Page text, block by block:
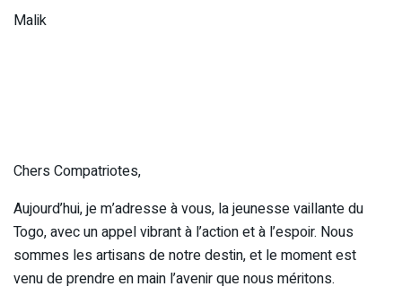
Malik
Chers Compatriotes,
Aujourd’hui, je m’adresse à vous, la jeunesse vaillante du
Togo, avec un appel vibrant à l’action et à l’espoir. Nous
sommes les artisans de notre destin, et le moment est
venu de prendre en main l’avenir que nous méritons.